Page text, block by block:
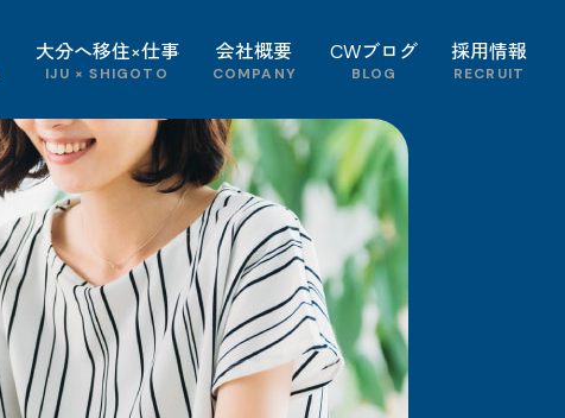
大分へ移住×仕事
IJU × SHIGOTO
会社概要
COMPANY
CWブログ
BLOG
採用情報
RECRUIT